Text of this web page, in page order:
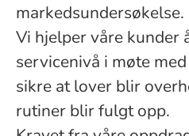
markedsundersøkelse.
Vi hjelper våre kunder
servicenivå i møte
sikre at lover blir
rutiner blir fulgt opp.